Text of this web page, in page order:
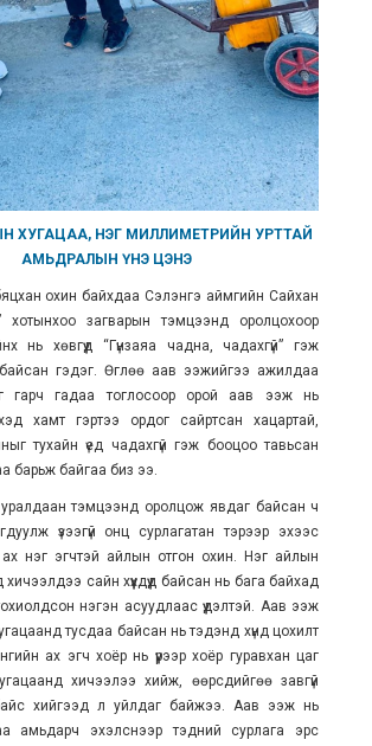
ХУГАЦАА, НЭГ МИЛЛИМЕТРИЙН УРТТАЙ
АМЬДРАЛЫН ҮНЭ ЦЭНЭ
охин байхдаа Сэлэнгэ аймгийн Сайхан
хотынхоо загварын тэмцээнд оролцохоор
нь хөвгүүд “Гүнзаяа чадна, чадахгүй” гэж
гэдэг. Өглөө аав ээжийгээ ажилдаа
гарч гадаа тоглосоор орой аав ээж нь
хамт гэртээ ордог сайртсан хацартай,
тухайн үед чадахгүй гэж бооцоо тавьсан
барьж байгаа биз ээ.
тэмцээнд оролцож явдаг байсан ч
үзээгүй онц сурлагатан тэрээр эхээс
ах нэг эгчтэй айлын отгон охин. Нэг айлын
хичээлдээ сайн хүүхдүүд байсан нь бага байхад
нэгэн асуудлаас үүдэлтэй. Аав ээж
тусдаа байсан нь тэдэнд хүнд цохилт
ах эгч хоёр нь үүрээр хоёр гуравхан цаг
хичээлээ хийж, өөрсдийгөө завгүй
хийгээд л уйлдаг байжээ. Аав ээж нь
амьдарч эхэлснээр тэдний сурлага эрс